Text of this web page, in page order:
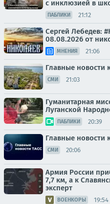
с инклюзией в
ПАБЛИКИ 21:12
Сергей Лебедев:
08.08.2026 от
МНЕНИЯ 21:06
Главные новости
СМИ 21:03
Гуманитарная
Луганской
ПАБЛИКИ 20:39
Главные новости
СМИ 20:06
Армия России
7,7 км, а к
эксперт
ВОЕНКОРЫ 19:54